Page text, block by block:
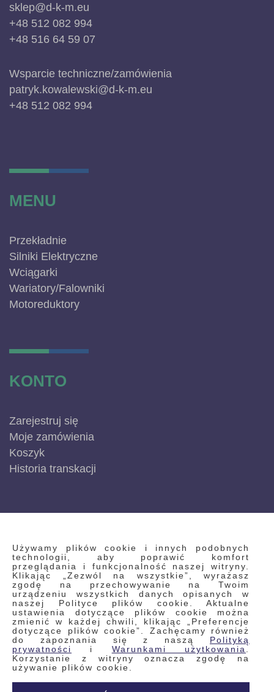
Używamy plików cookie i innych podobnych
technologii, aby poprawić komfort
przeglądania i funkcjonalność naszej witryny.
Klikając „Zezwól na wszystkie”, wyrażasz
zgodę na przechowywanie na Twoim
urządzeniu wszystkich danych opisanych w
naszej Polityce plików cookie. Aktualne
ustawienia dotyczące plików cookie można
zmienić w każdej chwili, klikając „Preferencje
dotyczące plików cookie”. Zachęcamy również
do zapoznania się z naszą Polityką
prywatności
i Warunkami użytkowania
Korzystanie z witryny oznacza zgodę na
używanie plików cookie.
sklep@d-k-m.eu
+48 512 082 994
+48 516 64 59 07
Wsparcie techniczne/zamówienia
patryk.kowalewski@d-k-m.eu
+48 512 082 994
MENU
Przekładnie
Silniki Elektryczne
Wciągarki
Wariatory/Falowniki
Motoreduktory
KONTO
Zarejestruj się
Moje zamówienia
Koszyk
Historia transkacji
INFORMACJE
Regulamin
Polityka prywatności i pliki cookie
Wyszukiwane frazy
Wyszukiwanie zaawansowane
Zamówienia
Skontaktuj się z nami
Odstąp od umowy